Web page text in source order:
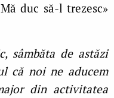
duc să-l trezesc»
sâmbăta de astăzi
că noi ne aducem
din activitatea